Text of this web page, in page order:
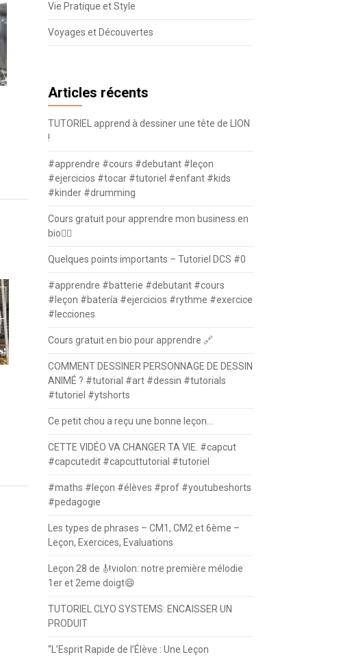
Vie Pratique et Style
Voyages et Découvertes
Articles récents
TUTORIEL apprend à dessiner une tête de LION
!
#apprendre #cours #debutant #leçon
#ejercicios #tocar #tutoriel #enfant #kids
#kinder #drumming
Cours gratuit pour apprendre mon business en
bio⛓️‍💥
Quelques points importants – Tutoriel DCS #0
#apprendre #batterie #debutant #cours
#leçon #batería #ejercicios #rythme #exercice
#lecciones
Cours gratuit en bio pour apprendre 🔗
COMMENT DESSINER PERSONNAGE DE DESSIN
ANIMÉ ? #tutorial #art #dessin #tutorials
#tutoriel #ytshorts
Ce petit chou a reçu une bonne leçon…
CETTE VIDÉO VA CHANGER TA VIE. #capcut
#capcutedit #capcuttutorial #tutoriel
#maths #leçon #élèves #prof #youtubeshorts
#pedagogie
Les types de phrases – CM1, CM2 et 6ème –
Leçon, Exercices, Evaluations
Leçon 28 de 🎻violon: notre première mélodie
1er et 2eme doigt😄
TUTORIEL CLYO SYSTEMS: ENCAISSER UN
PRODUIT
“L’Esprit Rapide de l’Élève : Une Leçon